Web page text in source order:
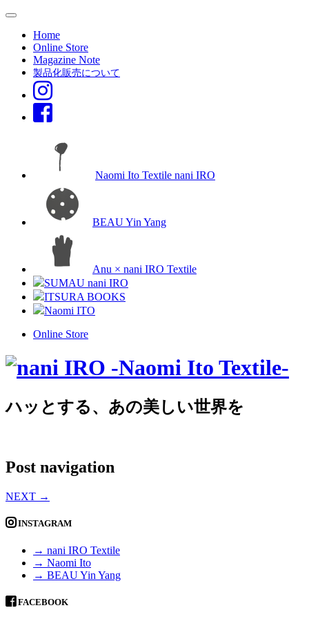
Home
Online Store
Magazine Note
製品化販売について
Naomi Ito Textile nani IRO
BEAU Yin Yang
Anu × nani IRO Textile
SUMAU nani IRO
ITSURA BOOKS
Naomi ITO
Online Store
ハッとする、あの美しい世界を
Post navigation
NEXT →
INSTAGRAM
→ nani IRO Textile
→ Naomi Ito
→ BEAU Yin Yang
FACEBOOK